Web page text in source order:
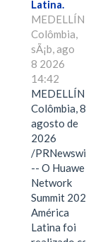
Latina.
MEDELLÍN,
Colômbia,
sÃ¡b, ago
8 2026
14:42
MEDELLÍN,
Colômbia, 8 de
agosto de
2026
/PRNewswire/
-- O Huawei
Network
Summit 2026
América
Latina foi